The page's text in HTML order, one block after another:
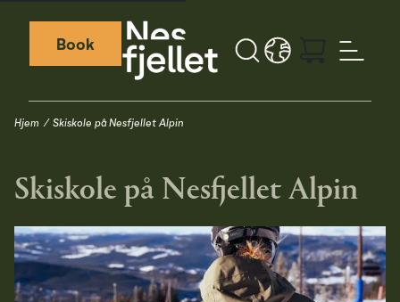
Book
Weather icon
Webcamera icon
Search button
LANGUAGE - DA
Hjem Skiskole på Nesfjellet Alpin
Skiskole på Nesfjellet Alpin